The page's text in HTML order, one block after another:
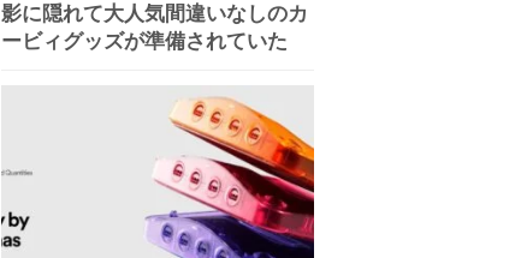
影に隠れて大人気間違いなしのカ
ービィグッズが準備されていた